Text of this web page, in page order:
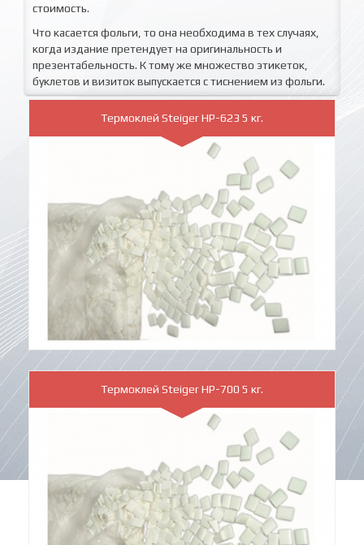
стоимость.
Что касается фольги, то она необходима в тех случаях,
когда издание претендует на оригинальность и
презентабельность. К тому же множество этикеток,
буклетов и визиток выпускается с тиснением из фольги.
Термоклей Steiger HP-623 5 кг.
Термоклей Steiger HP-700 5 кг.